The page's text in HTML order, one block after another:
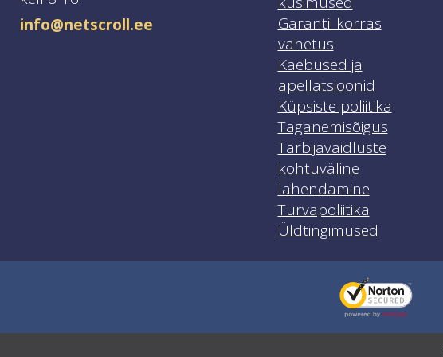
info@netscroll.ee
Garantii korras
vahetus
Kaebused ja
apellatsioonid
Küpsiste poliitika
Taganemisõigus
Tarbijavaidluste
kohtuväline
lahendamine
Turvapoliitika
Üldtingimused